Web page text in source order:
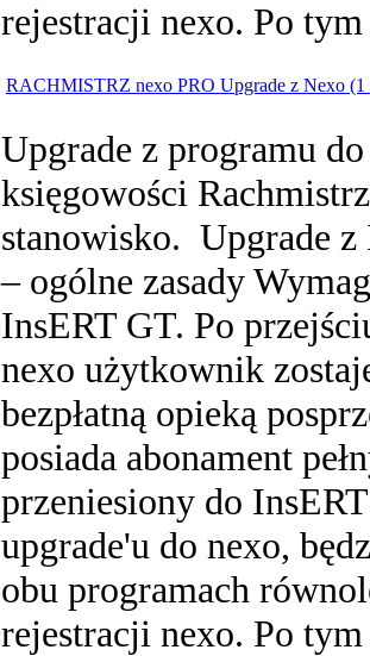
rejestracji nexo. Po
RACHMISTRZ nexo PRO Upgrade z Nexo (1
Upgrade z programu
księgowości
stanowisko. Upgrade z
– ogólne zasady
InsERT GT. Po
nexo użytkownik
bezpłatną opieką
posiada abonament
przeniesiony do
upgrade'u do nexo,
obu programach
rejestracji nexo. Po